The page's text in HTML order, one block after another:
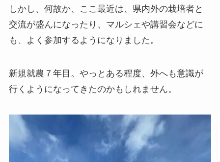
しかし、何故か、ここ最近は、県内外の栽培者と
交流が盛んになったり、マルシェや講習会などに
も、よく参加するようになりました。
新規就農７年目。やっとある程度、外へも意識が
行くようになってきたのかもしれません。